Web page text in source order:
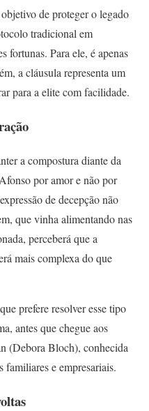
de proteger o legado
tradicional em
fortunas. Para ele, é apenas
a cláusula representa um
para a elite com facilidade.
a compostura diante da
por amor e não por
de decepção não
que vinha alimentando nas
perceberá que a
mais complexa do que
prefere resolver esse tipo
antes que chegue aos
(Debora Bloch), conhecida
familiares e empresariais.